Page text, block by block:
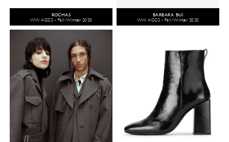
ROCHAS
WW ACCS - Fall/Winter 2020
BARBARA BUI
WW ACCS - Fall/Winter 2020